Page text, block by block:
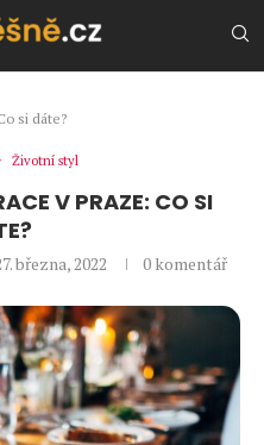
si dáte?
Životní styl
V PRAZE: CO SI
března, 2022 0 komentář